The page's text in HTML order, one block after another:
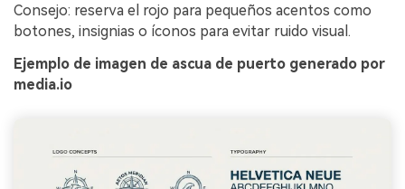
Consejo: reserva el rojo para pequeños acentos como
botones, insignias o íconos para evitar ruido visual.
Ejemplo de imagen de ascua de puerto generado por
media.io